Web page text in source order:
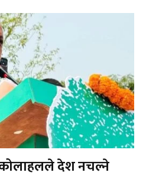
देश नचल्ने